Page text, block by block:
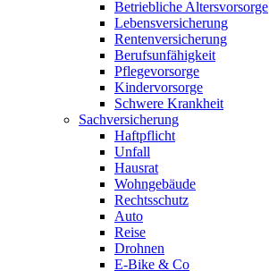
Betriebliche Altersvorsorge
Lebensversicherung
Rentenversicherung
Berufsunfähigkeit
Pflegevorsorge
Kindervorsorge
Schwere Krankheit
Sachversicherung
Haftpflicht
Unfall
Hausrat
Wohngebäude
Rechtsschutz
Auto
Reise
Drohnen
E-Bike & Co